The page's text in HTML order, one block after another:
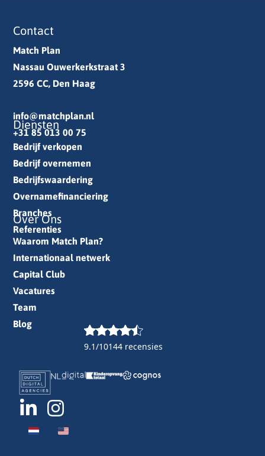
9.1/10144 recensies
Contact
Match Plan
Nassau Ouwerkerkstraat 3
2596 CC, Den Haag
info@matchplan.nl
+31 85 013 00 75
Diensten
Bedrijf verkopen
Bedrijf overnemen
Bedrijfswaardering
Overnamefinanciering
Branches
Referenties
Over Ons
Waarom Match Plan?
Internationaal netwerk
Capital Club
Vacatures
Team
Blog